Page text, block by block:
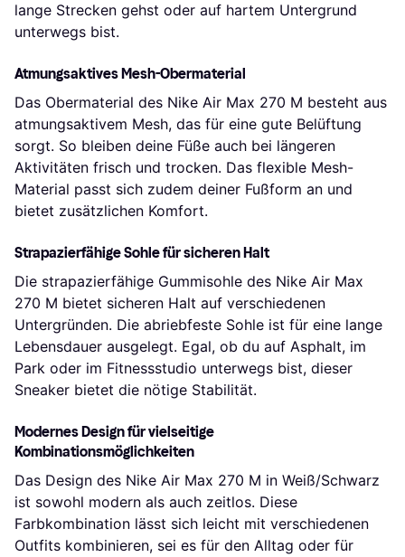
lange Strecken gehst oder auf hartem Untergrund
unterwegs bist.
Atmungsaktives Mesh-Obermaterial
Das Obermaterial des Nike Air Max 270 M besteht aus
atmungsaktivem Mesh, das für eine gute Belüftung
sorgt. So bleiben deine Füße auch bei längeren
Aktivitäten frisch und trocken. Das flexible Mesh-
Material passt sich zudem deiner Fußform an und
bietet zusätzlichen Komfort.
Strapazierfähige Sohle für sicheren Halt
Die strapazierfähige Gummisohle des Nike Air Max
270 M bietet sicheren Halt auf verschiedenen
Untergründen. Die abriebfeste Sohle ist für eine lange
Lebensdauer ausgelegt. Egal, ob du auf Asphalt, im
Park oder im Fitnessstudio unterwegs bist, dieser
Sneaker bietet die nötige Stabilität.
Modernes Design für vielseitige
Kombinationsmöglichkeiten
Das Design des Nike Air Max 270 M in Weiß/Schwarz
ist sowohl modern als auch zeitlos. Diese
Farbkombination lässt sich leicht mit verschiedenen
Outfits kombinieren, sei es für den Alltag oder für